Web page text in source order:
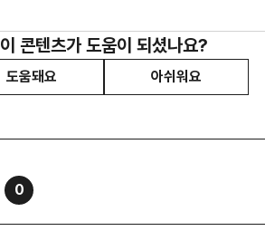
이 콘텐츠가 도움이 되셨나요?
도움돼요 아쉬워요
0